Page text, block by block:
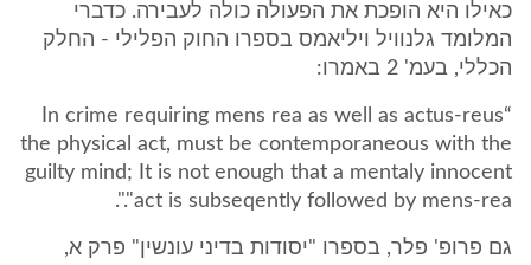
כאילו היא הופכת את הפעולה כולה לעבירה. כדברי
המלומד גלנוויל ויליאמס בספרו החוק הפלילי - החלק
הכללי, בעמ' 2 באמרו:
“In crime requiring mens rea as well as actus-reus
the physical act, must be contemporaneous with the
guilty mind; It is not enough that a mentaly innocent
act is subseqently followed by mens-rea".".
גם פרופ' פלר, בספרו "יסודות בדיני עונשין" פרק א,